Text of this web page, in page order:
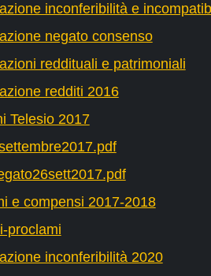
inconferibilità e
negato consenso
reddituali e patrimoniali
redditi 2016
Telesio 2017
e compensi 2017-2018
proclami
inconferibilità 2020